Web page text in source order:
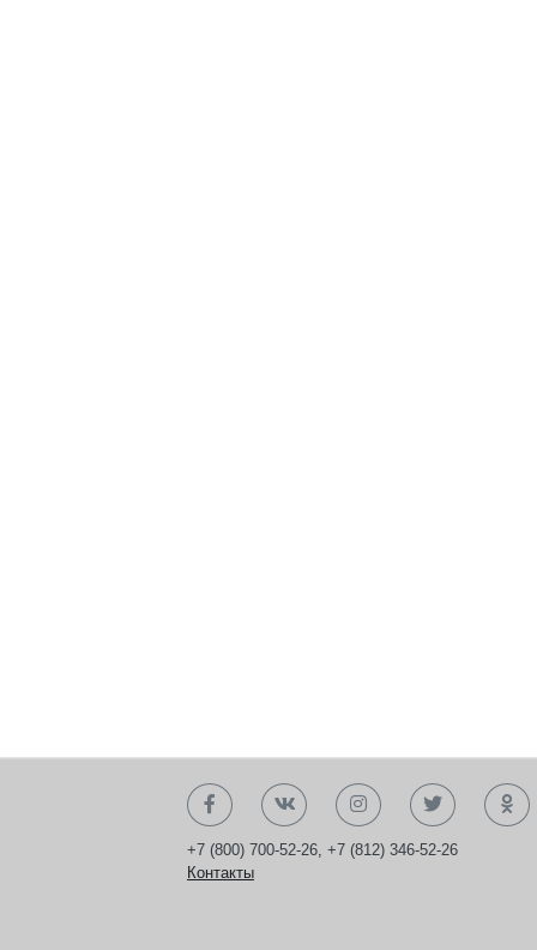
+7 (800) 700-52-26, +7 (812) 346-52-26
Контакты